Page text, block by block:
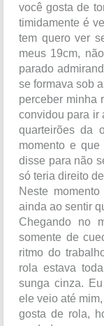
você gosta de
timidamente é
tem quero ver
meus 19cm,
parado
se formava sob
perceber minha
convidou para ir
quarteirões da
momento e
disse para não
só teria direito
Neste
ainda ao sentir
Chegando no
somente de
ritmo do
rola estava
sunga cinza.
ele veio até
gosta de rola,